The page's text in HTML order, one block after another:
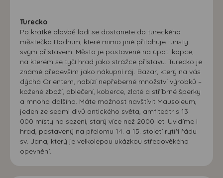
Turecko
Po krátké plavbě lodí se dostanete do tureckého
městečka Bodrum, které mimo jiné přitahuje turisty
svým přístavem. Město je postavené na úpatí kopce,
na kterém se tyčí hrad jako strážce přístavu. Turecko je
známé především jako nákupní ráj. Bazar, který na vás
dýchá Orientem, nabízí nepřeberné množství výrobků –
kožené zboží, oblečení, koberce, zlaté a stříbrné šperky
a mnoho dalšího. Máte možnost navštívit Mausoleum,
jeden ze sedmi divů antického světa, amfiteátr s 13
000 místy na sezení, starý více než 2000 let. Uvidíme i
hrad, postavený na přelomu 14. a 15. století rytíři řádu
sv. Jana, který je velkolepou ukázkou středověkého
opevnění.